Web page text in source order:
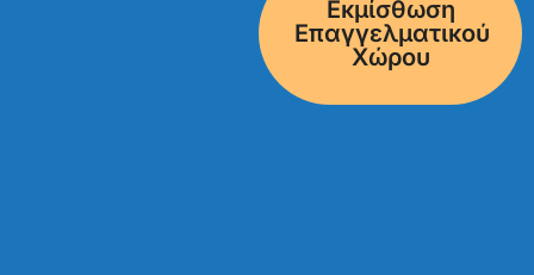
Εκμίσθωση
Επαγγελματικού
Χώρου